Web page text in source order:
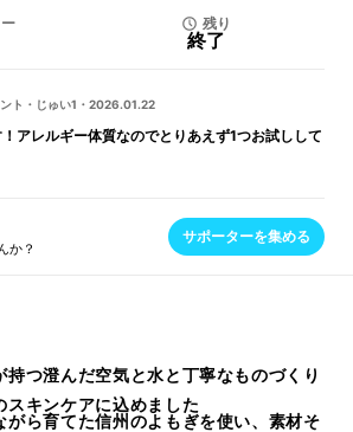
残り
終了
ト ・ じゅい1 ・ 2026.01.22
アレルギー体質なのでとりあえず1つお試しして
か？
サポーターを集める
持つ澄んだ空気と水と丁寧なものづくり
スキンケアに込めました
がら育てた信州のよもぎを使い、素材そ